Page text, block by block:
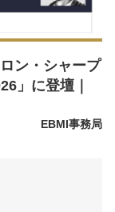
ン・シャープ
」に登壇｜
EBMI事務局